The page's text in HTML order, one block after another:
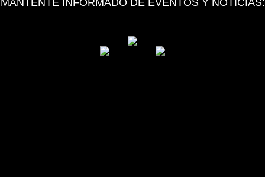
MANTENTE INFORMADO DE EVENTOS Y NOTICIAS: